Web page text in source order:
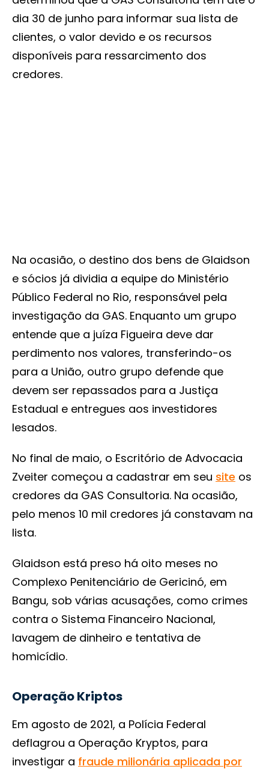
dia 30 de junho para informar sua lista de
clientes, o valor devido e os recursos
disponíveis para ressarcimento dos
credores.
Na ocasião, o destino dos bens de Glaidson
e sócios já dividia a equipe do Ministério
Público Federal no Rio, responsável pela
investigação da GAS. Enquanto um grupo
entende que a juíza Figueira deve dar
perdimento nos valores, transferindo-os
para a União, outro grupo defende que
devem ser repassados para a Justiça
Estadual e entregues aos investidores
lesados.
No final de maio, o Escritório de Advocacia
Zveiter começou a cadastrar em seu site os
credores da GAS Consultoria. Na ocasião,
pelo menos 10 mil credores já constavam na
lista.
Glaidson está preso há oito meses no
Complexo Penitenciário de Gericinó, em
Bangu, sob várias acusações, como crimes
contra o Sistema Financeiro Nacional,
lavagem de dinheiro e tentativa de
homicídio.
Operação Kriptos
Em agosto de 2021, a Polícia Federal
deflagrou a Operação Kryptos, para
investigar a fraude milionária aplicada por